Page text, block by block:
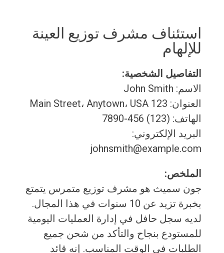
استئناف مشرف توزيع العينة
للإلهام
التفاصيل الشخصية:
الاسم: John Smith
العنوان: 123 Main Street، Anytown، USA
الهاتف: (123) 456-7890
البريد الإلكتروني:
johnsmith@example.com
الملخص:
جون سميث هو مشرف توزيع متمرس يتمتع
بخبرة تزيد عن 10 سنوات في هذا المجال.
لديه سجل حافل في إدارة العمليات اليومية
للمستودع بنجاح والتأكد من شحن جميع
الطلبات في الوقت المناسب. إنه قائد